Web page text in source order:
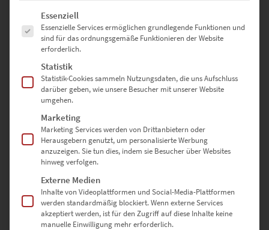
Deine Vorteile bei Hochwertige-
Wandbilder.de
✔Perfekt für dich angepasst: Wähle aus verschiedenen
Ausführungen und Größen für dein individuelles Wandbild.
Hochwertige Materialien
und beeindruckende Details.
Vielseitig einsetzbar: Für private Räume, Büros und
repräsentative Geschäftsräume.
Einfache Montage: Acrylglasbilder verfügen über eine
angebrachte Schiene, Leinwandbilder haben zwei Zackenaufhänger.
Hol dir „Frankfurt Hoch Hinaus“ und bringe ein Stück
architektonische Perfektion und urbanes Flair in deine Räume.
Es folgt eine Liste der Service-Gruppen, für die eine Einwilligung
Essenziell
Essenzielle Services ermöglichen grundlegende Funktionen und
sind für das ordnungsgemäße Funktionieren der Website
erforderlich.
Statistik
Statistik-Cookies sammeln Nutzungsdaten, die uns Aufschluss
darüber geben, wie unsere Besucher mit unserer Website
umgehen.
Marketing
Marketing Services werden von Drittanbietern oder
Herausgebern genutzt, um personalisierte Werbung
anzuzeigen. Sie tun dies, indem sie Besucher über Websites
hinweg verfolgen.
Externe Medien
Inhalte von Videoplattformen und Social-Media-Plattformen
werden standardmäßig blockiert. Wenn externe Services
akzeptiert werden, ist für den Zugriff auf diese Inhalte keine
manuelle Einwilligung mehr erforderlich.